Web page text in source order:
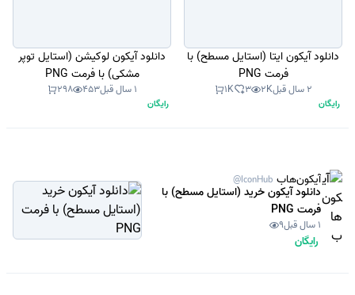
دانلود آیکون ایتا (استایل مسطح) با
فرمت PNG
2 سال قبل 2K
3
1K
رایگان
دانلود آیکون لوکیشن (استایل توپر
مشکی) با فرمت PNG
1 سال قبل 453
298
رایگان
آیکون‌هاب @IconHub
دانلود آیکون خرید (استایل مسطح) با
فرمت PNG
1 سال قبل 9
رایگان